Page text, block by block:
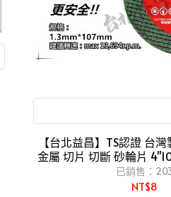
【台北益昌】TS認證 台
金屬 切片 切斷 砂輪片
雙網 安全
已銷售：
NT$8